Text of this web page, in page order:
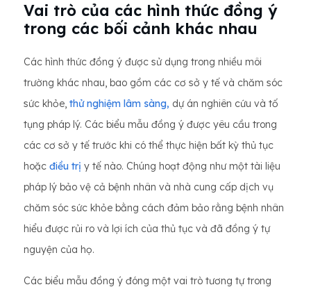
Vai trò của các hình thức đồng ý
trong các bối cảnh khác nhau
Các hình thức đồng ý được sử dụng trong nhiều môi
trường khác nhau, bao gồm các cơ sở y tế và chăm sóc
sức khỏe, thử nghiệm lâm sàng, dự án nghiên cứu và tố
tụng pháp lý. Các biểu mẫu đồng ý được yêu cầu trong
các cơ sở y tế trước khi có thể thực hiện bất kỳ thủ tục
hoặc điều trị y tế nào. Chúng hoạt động như một tài liệu
pháp lý bảo vệ cả bệnh nhân và nhà cung cấp dịch vụ
chăm sóc sức khỏe bằng cách đảm bảo rằng bệnh nhân
hiểu được rủi ro và lợi ích của thủ tục và đã đồng ý tự
nguyện của họ.
Các biểu mẫu đồng ý đóng một vai trò tương tự trong